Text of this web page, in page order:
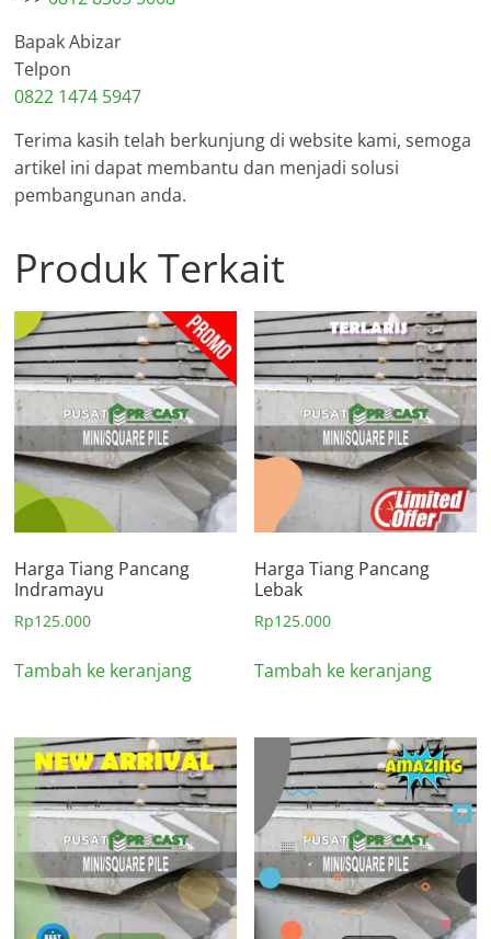
Bapak Abizar
Telpon
0822 1474 5947
Terima kasih telah berkunjung di website kami, semoga
artikel ini dapat membantu dan menjadi solusi
pembangunan anda.
Produk Terkait
Harga Tiang Pancang
Indramayu
Rp125.000
Tambah ke keranjang
Harga Tiang Pancang
Lebak
Rp125.000
Tambah ke keranjang